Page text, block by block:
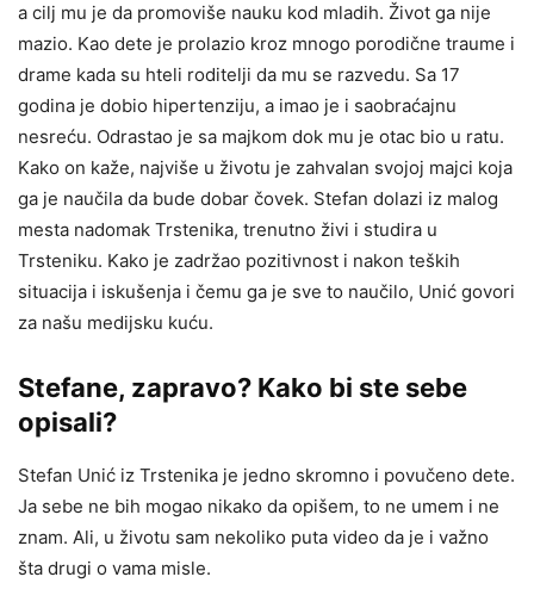
a cilj mu je da promoviše nauku kod mladih. Život ga nije
mazio. Kao dete je prolazio kroz mnogo porodične traume i
drame kada su hteli roditelji da mu se razvedu. Sa 17
godina je dobio hipertenziju, a imao je i saobraćajnu
nesreću. Odrastao je sa majkom dok mu je otac bio u ratu.
Kako on kaže, najviše u životu je zahvalan svojoj majci koja
ga je naučila da bude dobar čovek. Stefan dolazi iz malog
mesta nadomak Trstenika, trenutno živi i studira u
Trsteniku. Kako je zadržao pozitivnost i nakon teških
situacija i iskušenja i čemu ga je sve to naučilo, Unić govori
za našu medijsku kuću.
Stefane, zapravo? Kako bi ste sebe
opisali?
Stefan Unić iz Trstenika je jedno skromno i povučeno dete.
Ja sebe ne bih mogao nikako da opišem, to ne umem i ne
znam. Ali, u životu sam nekoliko puta video da je i važno
šta drugi o vama misle.